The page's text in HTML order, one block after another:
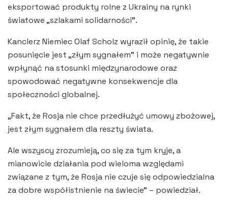
eksportować produkty rolne z Ukrainy na rynki
światowe „szlakami solidarności”.
Kanclerz Niemiec Olaf Scholz wyraził opinię, że takie
posunięcie jest „złym sygnałem” i może negatywnie
wpłynąć na stosunki międzynarodowe oraz
spowodować negatywne konsekwencje dla
społeczności globalnej.
„Fakt, że Rosja nie chce przedłużyć umowy zbożowej,
jest złym sygnałem dla reszty świata.
Ale wszyscy zrozumieją, co się za tym kryje, a
mianowicie działania pod wieloma względami
związane z tym, że Rosja nie czuje się odpowiedzialna
za dobre współistnienie na świecie” – powiedział.